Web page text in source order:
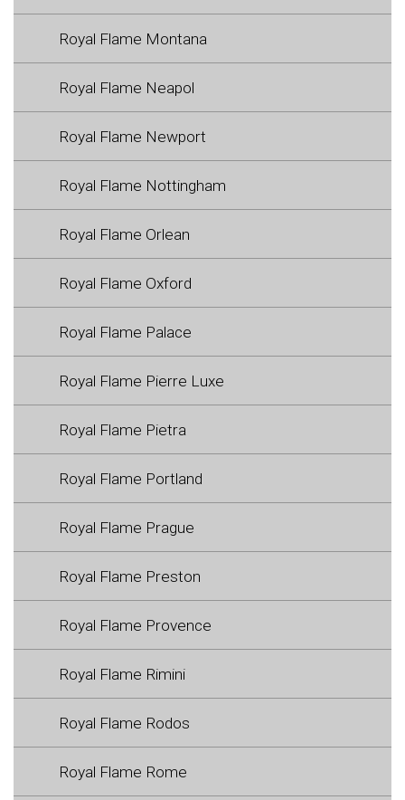
Royal Flame Montana
Royal Flame Neapol
Royal Flame Newport
Royal Flame Nottingham
Royal Flame Orlean
Royal Flame Oxford
Royal Flame Palace
Royal Flame Pierre Luxe
Royal Flame Pietra
Royal Flame Portland
Royal Flame Prague
Royal Flame Preston
Royal Flame Provence
Royal Flame Rimini
Royal Flame Rodos
Royal Flame Rome